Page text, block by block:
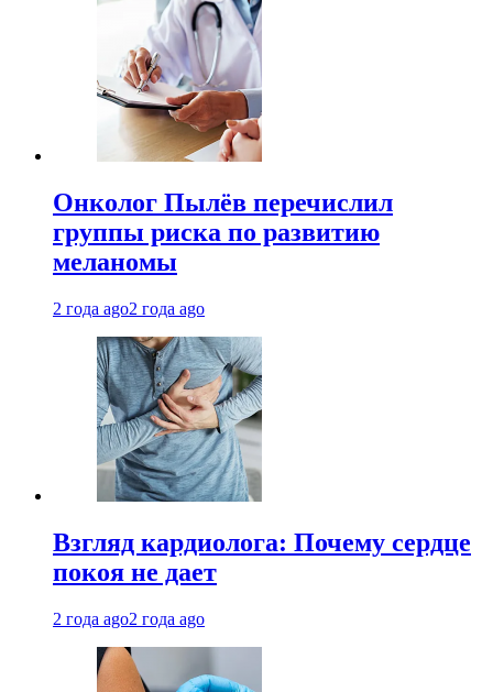
Онколог Пылёв перечислил
группы риска по развитию
меланомы
2 года ago2 года ago
Взгляд кардиолога: Почему сердце
покоя не дает
2 года ago2 года ago